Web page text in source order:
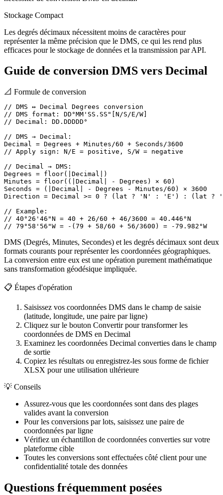
Stockage Compact
Les degrés décimaux nécessitent moins de caractères pour
représenter la même précision que le DMS, ce qui les rend plus
efficaces pour le stockage de données et la transmission par API.
Guide de conversion DMS vers Decimal
📐 Formule de conversion
// DMS ↔ Decimal Degrees conversion
// DMS format: DD°MM'SS.SS"[N/S/E/W]
// Decimal: DD.DDDDD°
// DMS → Decimal:
Decimal = Degrees + Minutes/60 + Seconds/3600
// Apply sign: N/E = positive, S/W = negative
// Decimal → DMS:
Degrees = floor(|Decimal|)
Minutes = floor((|Decimal| - Degrees) × 60)
Seconds = (|Decimal| - Degrees - Minutes/60) × 3600
Direction = Decimal >= 0 ? (lat ? 'N' : 'E') : (lat ?
// Example:
// 40°26'46"N = 40 + 26/60 + 46/3600 = 40.446°N
// 79°58'56"W = -(79 + 58/60 + 56/3600) = -79.982°W
DMS (Degrés, Minutes, Secondes) et les degrés décimaux sont deux
formats courants pour représenter les coordonnées géographiques.
La conversion entre eux est une opération purement mathématique
sans transformation géodésique impliquée.
📋 Étapes d'opération
Saisissez vos coordonnées DMS dans le champ de saisie
(latitude, longitude, une paire par ligne)
Cliquez sur le bouton Convertir pour transformer les
coordonnées de DMS en Decimal
Examinez les coordonnées Decimal converties dans le champ
de sortie
Copiez les résultats ou enregistrez-les sous forme de fichier
XLSX pour une utilisation ultérieure
💡 Conseils
Assurez-vous que les coordonnées sont dans des plages
valides avant la conversion
Pour les conversions par lots, saisissez une paire de
coordonnées par ligne
Vérifiez un échantillon de coordonnées converties sur votre
plateforme cible
Toutes les conversions sont effectuées côté client pour une
confidentialité totale des données
Questions fréquemment posées